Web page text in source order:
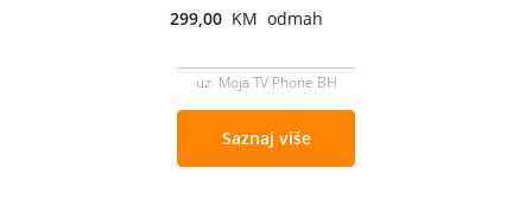
299,00 KM odmah
uz Moja TV Phone BH
Saznaj više